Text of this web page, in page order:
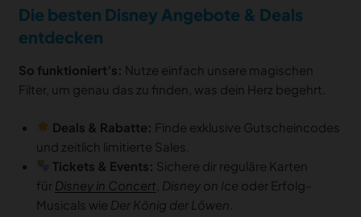
Die besten Disney Angebote & Deals
entdecken
So funktioniert’s: Nutze einfach unsere magischen
Filter, um genau das zu finden, was dein Herz begehrt.
Deals & Rabatte: Finde exklusive Gutscheincodes
und zeitlich limitierte Sales.
Tickets & Events: Sichere dir reguläre Karten
für Disney in Concert Disney on Ice oder Erfolg-
Musicals wie Der König der Löwen